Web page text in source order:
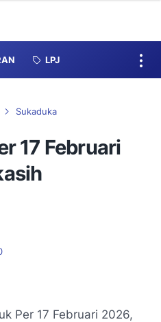
LPJ
Sukaduka
17 Februari
Per 17 Februari 2026,